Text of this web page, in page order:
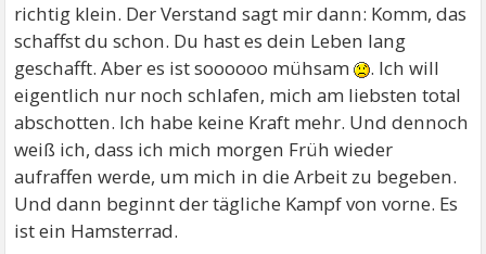
richtig klein. Der Verstand sagt mir dann: Komm, das
schaffst du schon. Du hast es dein Leben lang
geschafft. Aber es ist soooooo mühsam
. Ich will
eigentlich nur noch schlafen, mich am liebsten total
abschotten. Ich habe keine Kraft mehr. Und dennoch
weiß ich, dass ich mich morgen Früh wieder
aufraffen werde, um mich in die Arbeit zu begeben.
Und dann beginnt der tägliche Kampf von vorne. Es
ist ein Hamsterrad.